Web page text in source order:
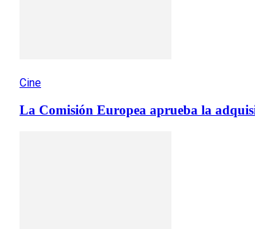
Cine
La Comisión Europea aprueba la